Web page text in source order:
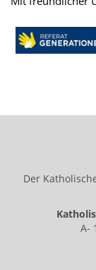
Der
A-